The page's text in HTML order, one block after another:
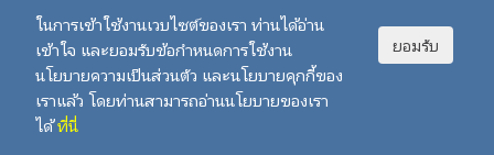
ในการเข้าใช้งานเวบไซต์ของเรา ท่านได้อ่าน
เข้าใจ และยอมรับข้อกำหนดการใช้งาน
นโยบายความเป็นส่วนตัว และนโยบายคุกกี้ของ
เราแล้ว โดยท่านสามารถอ่านนโยบายของเรา
ได้ที่นี่
ยอมรับ